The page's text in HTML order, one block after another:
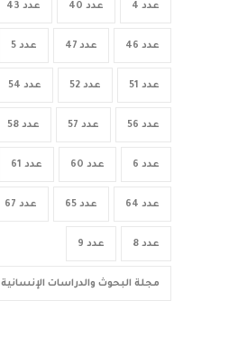
عدد 4 عدد 40 عدد 43
عدد 46 عدد 47 عدد 5
عدد 51 عدد 52 عدد 54
عدد 56 عدد 57 عدد 58
عدد 6 عدد 60 عدد 61
عدد 64 عدد 65 عدد 67
عدد 8 عدد 9
مجلة البحوث والدراسات الإنسانية